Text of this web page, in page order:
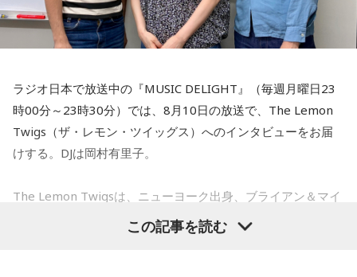
震の時のデマってこのパターンがあるよ』っていう類型があ
りまして、このパターンを下村流にアレンジして短い言葉で
ご紹介します。まず“嘘被害”。昔の津波の映像とかを出しちゃ
ら“嘘SOS”。『こんな被害に遭いました、助けてー！』ってい
うけど実は無いじゃんっていうやつ。それから“嘘寄付”」
長野 「あー！これも今、問題になってます」
下村 「ね。これはもうストレートに『これでお金集めちゃお
う』っていうやつ。それから“嘘犯罪”。『こういう犯罪が起き
ラジオ日本で放送中の『MUSIC DELIGHT』（毎週月曜日23
時00分～23時30分）では、8月10日の放送で、The Lemon
Twigs（ザ・レモン・ツイッグス）へのインタビューをお届
けする。DJは岡村有里子。
The Lemon Twigsは、ニューヨーク出身、ブライアン＆マイ
ケル・ダダリオによる兄弟デュオ。2016年にアルバム『Do
Hollywood』で鮮烈なデビューを果たし、60〜70年代ポップ
この記事を読む